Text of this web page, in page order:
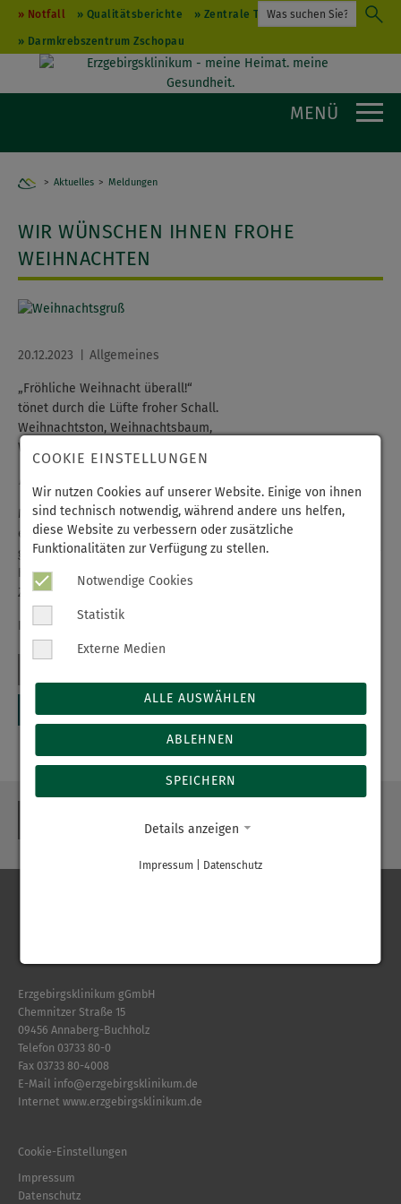
Notfall Qualitätsberichte Zentrale Terminvergabe
Darmkrebszentrum Zschopau
MENÜ
Home
Aktuelles Meldungen
WIR WÜNSCHEN IHNEN FROHE
WEIHNACHTEN
20.12.2023 Allgemeines
„Fröhliche Weihnacht überall!“
tönet durch die Lüfte froher Schall.
Weihnachtston, Weihnachtsbaum,
Weihnachtsduft in jedem Raum!
Hoffmann von Fallersleben
Mit diesem Weihnachtsgruß möchten wir uns herzlich für das
entgegengebrachte Vertrauen, Ihre Unterstützung und die sehr
gute Zusammenarbeit bedanken. Wir wünschen Ihnen und Ihrer
Familie eine besinnliche Weihnachtszeit sowie Gesundheit und
Zufriedenheit für das neue Jahr.
Ihr Erzgebirgsklinikum
Erzgebirgsklinikum gGmbH
Chemnitzer Straße 15
09456 Annaberg-Buchholz
Telefon 03733 80-0
Fax 03733 80-4008
E-Mail info@erzgebirgsklinikum.de
Internet www.erzgebirgsklinikum.de
Cookie-Einstellungen
Impressum
Datenschutz
COOKIE EINSTELLUNGEN
Wir nutzen Cookies auf unserer Website. Einige von ihnen
sind technisch notwendig, während andere uns helfen,
diese Website zu verbessern oder zusätzliche
Funktionalitäten zur Verfügung zu stellen.
Notwendige Cookies
Statistik
Externe Medien
ALLE AUSWÄHLEN
ABLEHNEN
SPEICHERN
Details anzeigen
Impressum Datenschutz